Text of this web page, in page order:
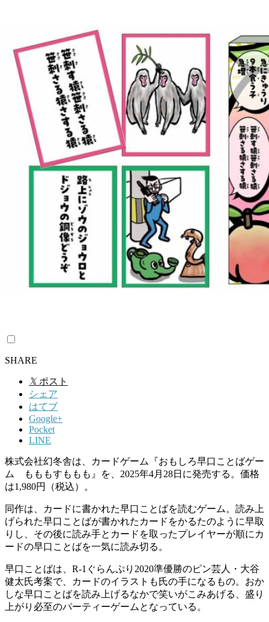
SHARE
𝕏 ポスト
シェア
はてブ
Google+
Pocket
LINE
株式会社幻冬舎は、カードゲーム『おもしろ早口ことばゲー
ム もももすももも』を、2025年4月28日に発売する。価格
は1,980円（税込）。
同作は、カードに書かれた早口ことばを読むゲーム。読み上
げられた早口ことばが書かれたカードをかるたのように早取
りし、その後に読み手とカードを取ったプレイヤーが順にカ
ードの早口ことばを一気に読み切る。
早口ことばは、R-1ぐらんぷり2020準優勝のピン芸人・大谷
健太氏考案で、カードのイラストも氏の手になるもの。おか
しな早口ことばを読み上げるなかで笑いがこみあげる、盛り
上がり必至のパーティーゲームとなっている。